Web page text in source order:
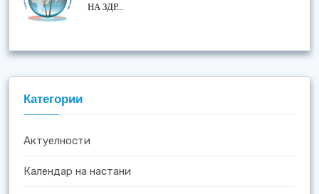
НА ЗДР...
Категории
Актуелности
Календар на настани